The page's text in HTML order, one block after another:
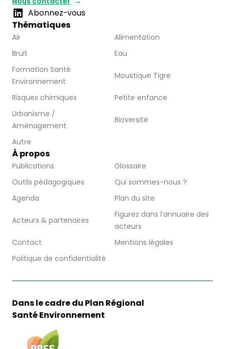
Abonnez-vous
Thématiques
Air
Alimentation
Bruit
Eau
Formation Santé
Environnement
Moustique Tigre
Risques chimiques
Petite enfance
Urbanisme /
Aménagement
Bioversité
Autre
À propos
Publications
Glossaire
Outils pédagogiques
Qui sommes-nous ?
Agenda
Plan du site
Acteurs & partenaires
Figurez dans l’annuaire des
acteurs
Contact
Mentions légales
Politique de confidentialité
Dans le cadre du Plan Régional
Santé Environnement